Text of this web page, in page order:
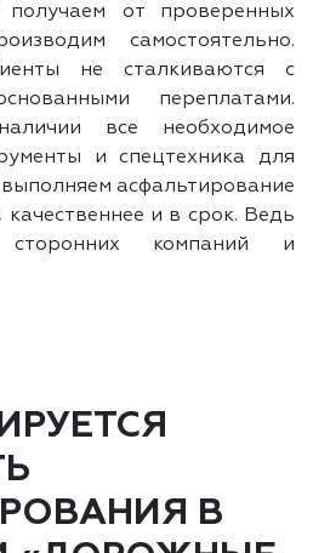
от проверенных
самостоятельно.
не сталкиваются с
переплатами.
все необходимое
и спецтехника для
асфальтирование
и в срок. Ведь
компаний и
В